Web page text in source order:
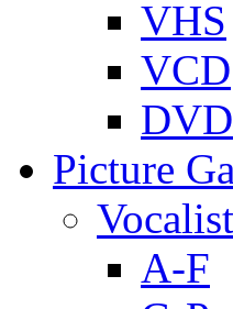
VHS
VCD
DVD
Picture
A-F